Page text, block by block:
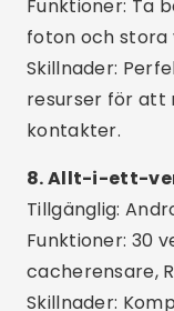
Smarta
telefon är
använder
säkert